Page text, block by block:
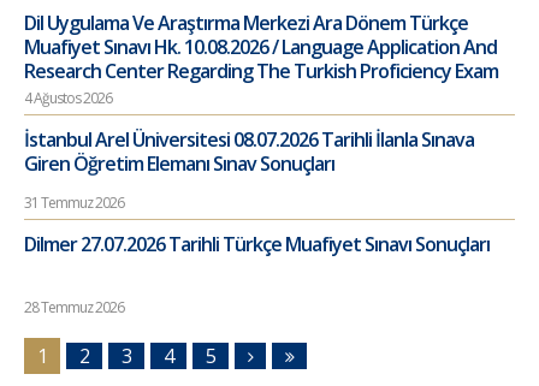
Dil Uygulama Ve Araştırma Merkezi Ara Dönem Türkçe
Muafiyet Sınavı Hk. 10.08.2026 / Language Application And
Research Center Regarding The Turkish Proficiency Exam
4 Ağustos 2026
İstanbul Arel Üniversitesi 08.07.2026 Tarihli İlanla Sınava
Giren Öğretim Elemanı Sınav Sonuçları
31 Temmuz 2026
Dilmer 27.07.2026 Tarihli Türkçe Muafiyet Sınavı Sonuçları
28 Temmuz 2026
1 2 3 4 5